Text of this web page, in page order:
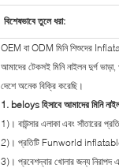
বিশেষভাবে তুলে ধরা:
OEM বা ODM মিনি শিশুদের
আমাদের টেকসই মিনি নাইলন দুর্গ
দেশে অনেক বিক্রি করেছি।
1. beloys হিসাবে আমাদের মিনি
1)। বাউন্সার এলাকা এবং সাঁতারের
2)। প্রতিটি Funworld inflatable
3)। প্রবেশদ্বার খোলার জন্য